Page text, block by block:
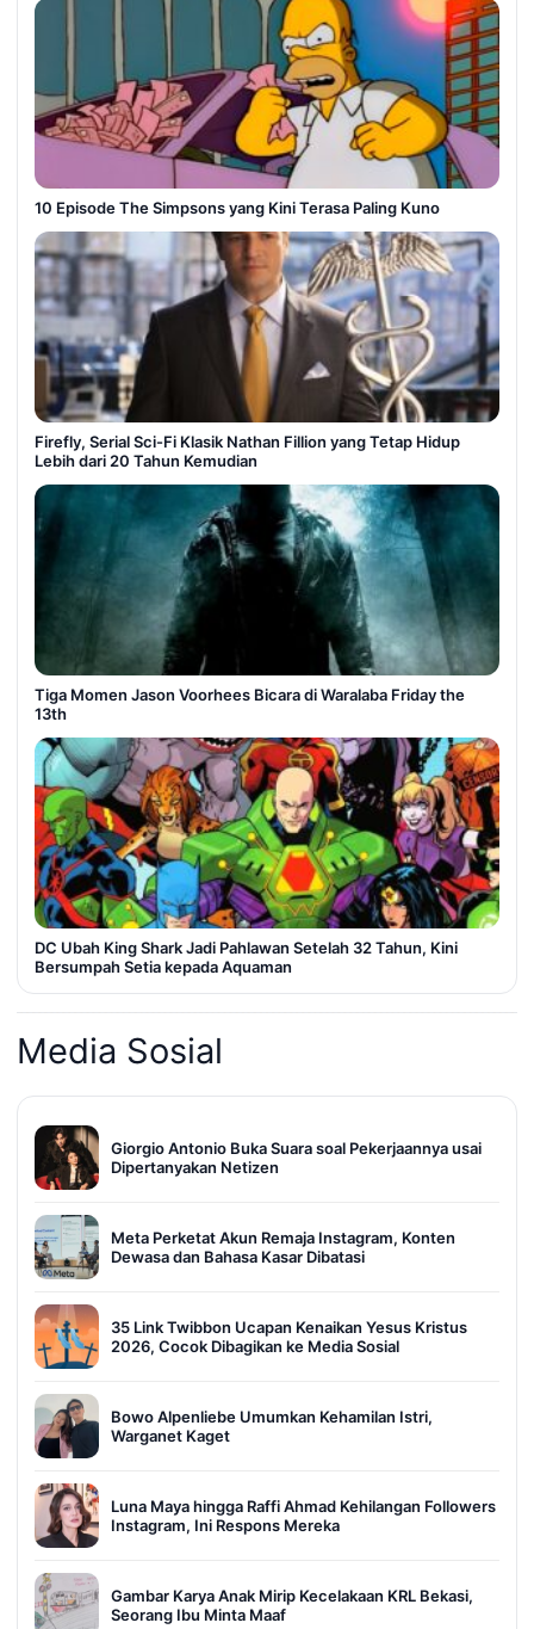
10 Episode The Simpsons yang Kini Terasa Paling Kuno
Firefly, Serial Sci-Fi Klasik Nathan Fillion yang Tetap Hidup
Lebih dari 20 Tahun Kemudian
Tiga Momen Jason Voorhees Bicara di Waralaba Friday the
13th
DC Ubah King Shark Jadi Pahlawan Setelah 32 Tahun, Kini
Bersumpah Setia kepada Aquaman
Media Sosial
Giorgio Antonio Buka Suara soal Pekerjaannya usai
Dipertanyakan Netizen
Meta Perketat Akun Remaja Instagram, Konten
Dewasa dan Bahasa Kasar Dibatasi
35 Link Twibbon Ucapan Kenaikan Yesus Kristus
2026, Cocok Dibagikan ke Media Sosial
Bowo Alpenliebe Umumkan Kehamilan Istri,
Warganet Kaget
Luna Maya hingga Raffi Ahmad Kehilangan Followers
Instagram, Ini Respons Mereka
Gambar Karya Anak Mirip Kecelakaan KRL Bekasi,
Seorang Ibu Minta Maaf